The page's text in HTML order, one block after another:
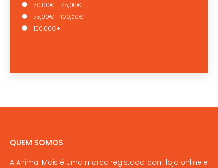
50,00€ - 75,00€
75,00€ - 100,00€
100,00€+
QUEM SOMOS
A Animal Mais é uma marca registada, com loja online e